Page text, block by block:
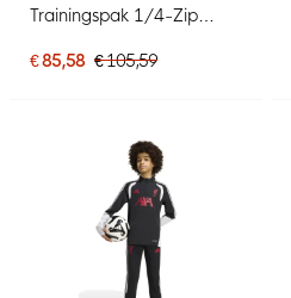
Trainingspak 1/4-Zip
Kids
€ 85,58 € 105,59